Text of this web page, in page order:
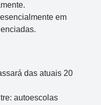
em
das atuais 20
autoescolas